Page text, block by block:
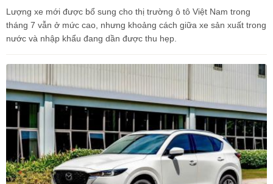
Lượng xe mới được bổ sung cho thị trường ô tô Việt Nam trong
tháng 7 vẫn ở mức cao, nhưng khoảng cách giữa xe sản xuất trong
nước và nhập khẩu đang dần được thu hẹp.